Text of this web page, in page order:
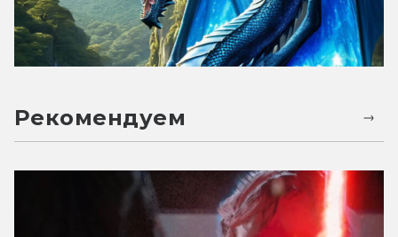
Рекомендуем